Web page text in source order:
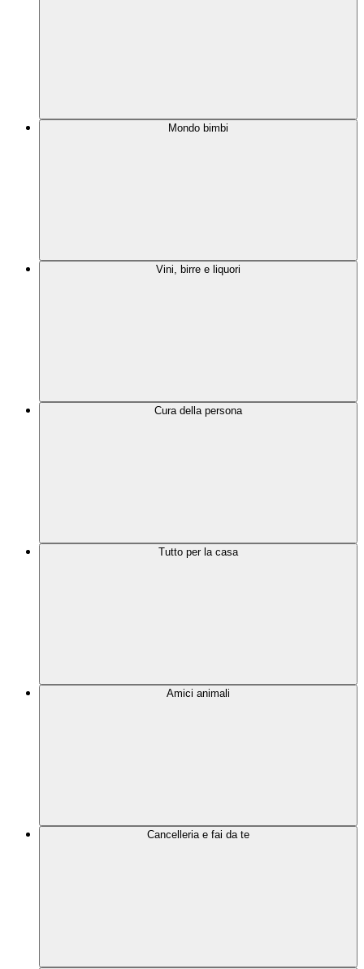
Mondo bimbi
Vini, birre e liquori
Cura della persona
Tutto per la casa
Amici animali
Cancelleria e fai da te